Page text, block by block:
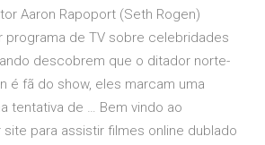
Aaron Rapoport (Seth Rogen)
programa de TV sobre celebridades
descobrem que o ditador norte-
é fã do show, eles marcam uma
tentativa de … Bem vindo ao
site para assistir filmes online dublado